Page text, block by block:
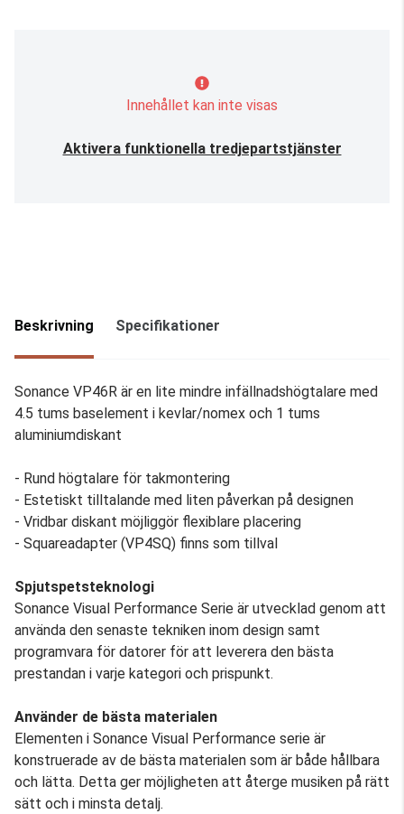
Innehållet kan inte visas
Aktivera funktionella tredjepartstjänster
Beskrivning Specifikationer
Sonance VP46R är en lite mindre infällnadshögtalare med
4.5 tums baselement i kevlar/nomex och 1 tums
aluminiumdiskant
- Rund högtalare för takmontering
- Estetiskt tilltalande med liten påverkan på designen
- Vridbar diskant möjliggör flexiblare placering
- Squareadapter (VP4SQ) finns som tillval
Spjutspetsteknologi
Sonance Visual Performance Serie är utvecklad genom att
använda den senaste tekniken inom design samt
programvara för datorer för att leverera den bästa
prestandan i varje kategori och prispunkt.
Använder de bästa materialen
Elementen i Sonance Visual Performance serie är
konstruerade av de bästa materialen som är både hållbara
och lätta. Detta ger möjligheten att återge musiken på rätt
sätt och i minsta detalj.